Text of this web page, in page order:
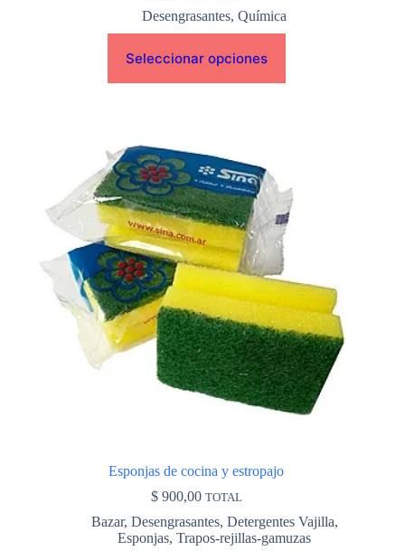
Desengrasantes,Química
Seleccionar opciones
Esponjas de cocina y estropajo
$900,00 TOTAL
Bazar, Desengrasantes, Detergentes Vajilla,
Esponjas,Trapos-rejillas-gamuzas
tiene
múltiples
variantes.
Las
opciones
se
pueden
elegir
en
la
página
de
producto